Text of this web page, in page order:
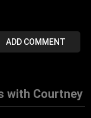
ADD COMMENT
with Courtney